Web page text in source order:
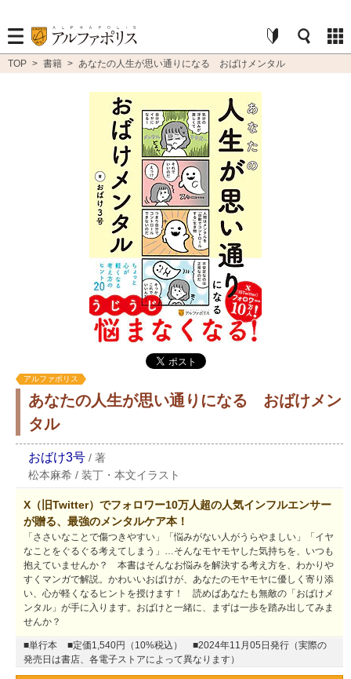
TOP > 書籍 > あなたの人生が思い通りになる おばけメンタル
アルファポリス
あなたの人生が思い通りになる おばけメン
タル
おばけ3号 / 著
松本麻希 / 装丁・本文イラスト
X（旧Twitter）でフォロワー10万人超の人気インフルエンサー
が贈る、最強のメンタルケア本！
「ささいなことで傷つきやすい」「悩みがない人がうらやましい」「イヤ
なことをぐるぐる考えてしまう」…そんなモヤモヤした気持ちを、いつも
抱えていませんか？ 本書はそんなお悩みを解決する考え方を、わかりや
すくマンガで解説。かわいいおばけが、あなたのモヤモヤに優しく寄り添
い、心が軽くなるヒントを授けます！ 読めばあなたも無敵の「おばけメ
ンタル」が手に入ります。おばけと一緒に、まずは一歩を踏み出してみま
せんか？
■単行本 ■定価1,540円（10%税込）
■2024年11月05日発行（実際の
発売日は書店、各電子ストアによって異なります）